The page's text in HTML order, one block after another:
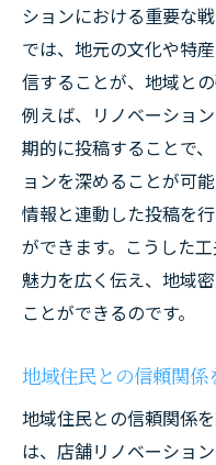
ションにおける重要な
では、地元の文化や特
信することが、地域と
例えば、リノベーショ
期的に投稿することで
ョンを深めることが可
情報と連動した投稿を
ができます。こうした
魅力を広く伝え、地域
ことができるのです。
地域住民との信頼関
地域住民との信頼関係
は、店舗リノベーショ